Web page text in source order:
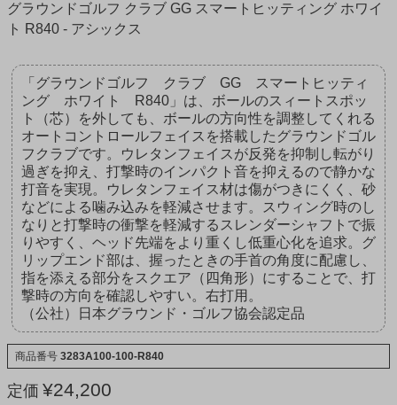
グラウンドゴルフ クラブ GG スマートヒッティング ホワイ
ト R840 - アシックス
「グラウンドゴルフ クラブ GG スマートヒッティ
ング ホワイト R840」は、ボールのスィートスポッ
ト（芯）を外しても、ボールの方向性を調整してくれる
オートコントロールフェイスを搭載したグラウンドゴル
フクラブです。ウレタンフェイスが反発を抑制し転がり
過ぎを抑え、打撃時のインパクト音を抑えるので静かな
打音を実現。ウレタンフェイス材は傷がつきにくく、砂
などによる噛み込みを軽減させます。スウィング時のし
なりと打撃時の衝撃を軽減するスレンダーシャフトで振
りやすく、ヘッド先端をより重くし低重心化を追求。グ
リップエンド部は、握ったときの手首の角度に配慮し、
指を添える部分をスクエア（四角形）にすることで、打
撃時の方向を確認しやすい。右打用。
（公社）日本グラウンド・ゴルフ協会認定品
商品番号 3283A100-100-R840
定価 ¥24,200